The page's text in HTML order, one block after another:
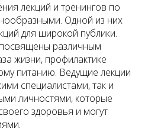
лекций и тренингов по
Одной из них
для широкой публики.
различным
жизни, профилактике
питанию. Ведущие лекции
специалистами, так и
личностями, которые
здоровья и могут